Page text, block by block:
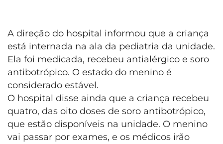
A direção do hospital informou que a criança
está internada na ala da pediatria da unidade.
Ela foi medicada, recebeu antialérgico e soro
antibotrópico. O estado do menino é
considerado estável.
O hospital disse ainda que a criança recebeu
quatro, das oito doses de soro antibotrópico,
que estão disponíveis na unidade. O menino
vai passar por exames, e os médicos irão